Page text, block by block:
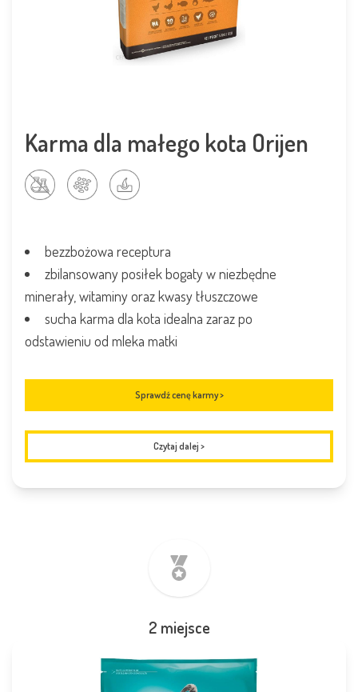
Karma dla małego kota Orijen
bezzbożowa receptura
zbilansowany posiłek bogaty w niezbędne
minerały, witaminy oraz kwasy tłuszczowe
sucha karma dla kota idealna zaraz po
odstawieniu od mleka matki
Sprawdź cenę karmy >
Czytaj dalej >
2 miejsce